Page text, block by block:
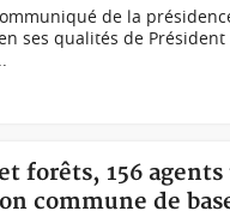
de la
ses qualités de
forêts, 156
commune de